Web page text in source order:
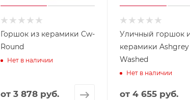
Горшок из керамики Cw-
Round
Нет в наличии
от 3 878 руб.
Уличный горшок
керамики Ashgrey
Washed
Нет в наличии
от4 655 руб.